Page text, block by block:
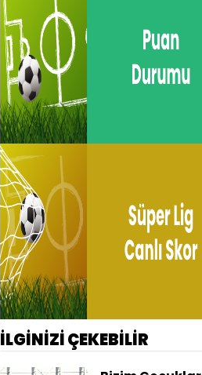
İLGİNİZİ ÇEKEBİLİR